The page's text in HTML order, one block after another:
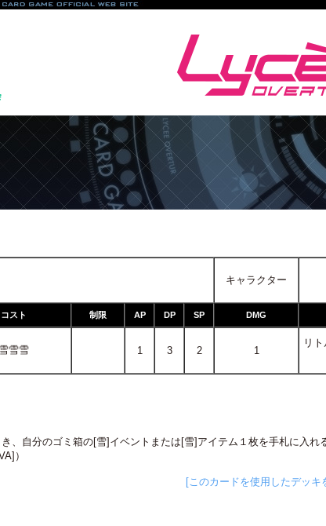
キャラクター
コスト 制限 AP DP SP DMG
雪雪雪 1 3 2 1
リ
、自分のゴミ箱の[雪]イベントまたは[雪]アイテム１枚を手札に入れる
）
[このカードを使用したデッキ